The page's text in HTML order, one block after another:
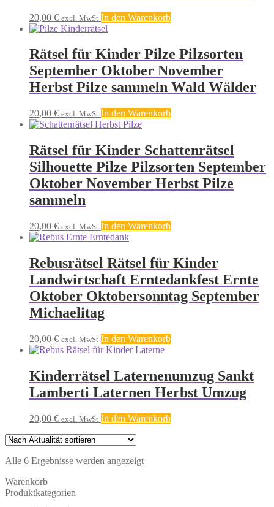
20,00 € excl. MwSt In den Warenkorb
Rätsel für Kinder Pilze Pilzsorten
September Oktober November
Herbst Pilze sammeln Wald Wälder
20,00 € excl. MwSt In den Warenkorb
Rätsel für Kinder Schattenrätsel
Silhouette Pilze Pilzsorten September
Oktober November Herbst Pilze
sammeln
20,00 € excl. MwSt In den Warenkorb
Rebusrätsel Rätsel für Kinder
Landwirtschaft Erntedankfest Ernte
Oktober Oktobersonntag September
Michaelitag
20,00 € excl. MwSt In den Warenkorb
Kinderrätsel Laternenumzug Sankt
Lamberti Laternen Herbst Umzug
20,00 € excl. MwSt In den Warenkorb
Alle 6 Ergebnisse werden angezeigtNach
Warenkorb
Produktkategorien